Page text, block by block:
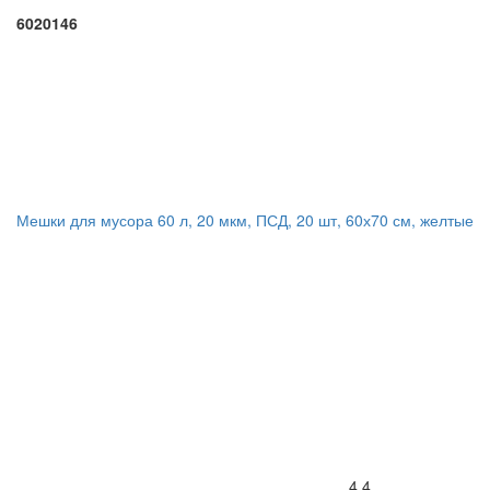
6020146
Мешки для мусора 60 л, 20 мкм, ПСД, 20 шт, 60х70 см, желтые
4.4